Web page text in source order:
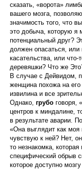
сказать, «ворота»
вашего мозга,
значимость того, что
это добыча, которую я
потенциальный друг?
должен опасаться,
касательства, или что-
деревяшки? Что же
В случае с Дейвидом,
женщина похожа на его
извилина и все
Однако, грубо говоря,
центров к миндалине,
в результате аварии.
«Она выглядит как моя
чувствую к ней? Нет,
то незнакомка,
специфический обрыв
которое доступно